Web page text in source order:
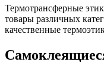
Термотрансферные
товары различных
качественные